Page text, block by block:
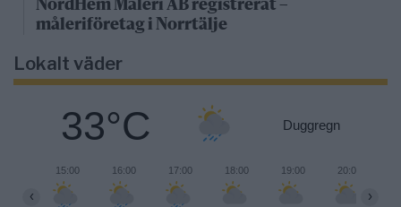
NordHem Måleri AB registrerat –
måleriföretag i Norrtälje
Lokalt väder
33°C Duggregn
15:00 16:00 17:00 18:00 19:00 20:00
‹ ›